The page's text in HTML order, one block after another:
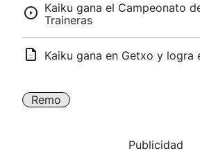
Kaiku gana el Campeonato
Traineras
Kaiku gana en Getxo y logra
Remo
Publicidad